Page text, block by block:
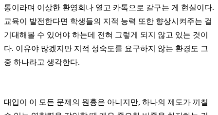
통이라며 이상한 환영회나 열고 카톡으로 갈구는 게 현실이다.
교육이 발전한다면 학생들의 지적 능력 또한 향상시켜주는 걸
기대해볼 수 있어야 하는데 전혀 그렇게 되지 않고 있는 것이
다. 이유야 많겠지만 지적 성숙도를 요구하지 않는 환경도 그
중 하나라고 생각한다.
대입이 이 모든 문제의 원흉은 아니지만, 하나의 제도가 끼칠